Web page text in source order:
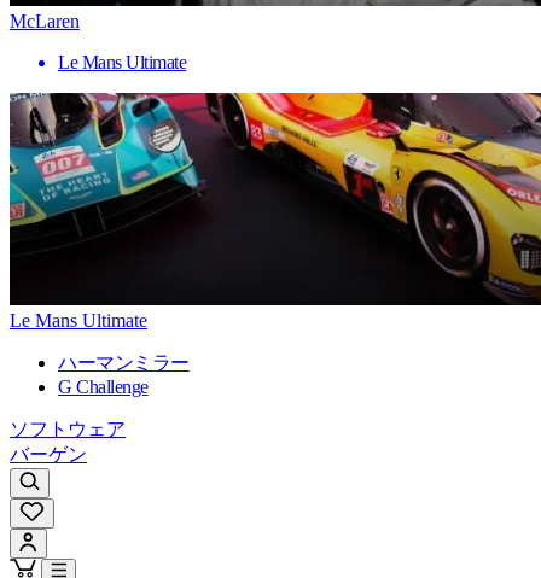
McLaren
Le Mans Ultimate
Le Mans Ultimate
ハーマンミラー
G Challenge
ソフトウェア
バーゲン